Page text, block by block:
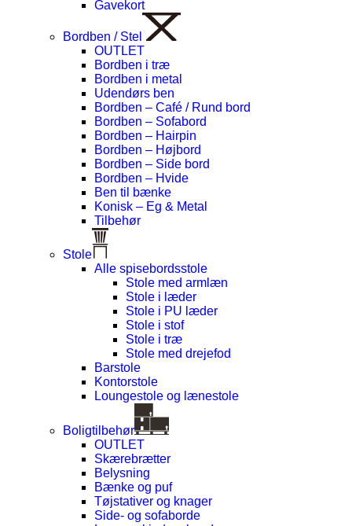
Gavekort
Bordben / Stel
OUTLET
Bordben i træ
Bordben i metal
Udendørs ben
Bordben – Café / Rund bord
Bordben – Sofabord
Bordben – Hairpin
Bordben – Højbord
Bordben – Side bord
Bordben – Hvide
Ben til bænke
Konisk – Eg & Metal
Tilbehør
Stole
Alle spisebordsstole
Stole med armlæn
Stole i læder
Stole i PU læder
Stole i stof
Stole i træ
Stole med drejefod
Barstole
Kontorstole
Loungestole og lænestole
Boligtilbehør
OUTLET
Skærebrætter
Belysning
Bænke og puf
Tøjstativer og knager
Side- og sofaborde